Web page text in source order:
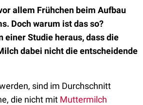
allem Frühchen beim Aufbau
Doch warum ist das so?
einer Studie heraus, dass die
dabei nicht die entscheidende
sind im Durchschnitt
die nicht mit Muttermilch